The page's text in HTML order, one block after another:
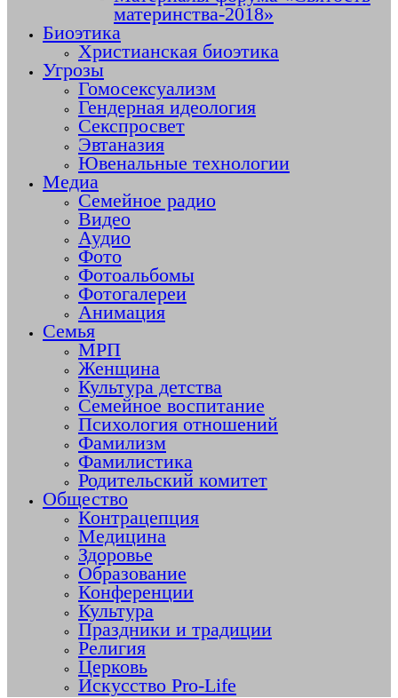
материнства-2018»
Биоэтика
Христианская биоэтика
Угрозы
Гомосексуализм
Гендерная идеология
Секспросвет
Эвтаназия
Ювенальные технологии
Медиа
Семейное радио
Видео
Аудио
Фото
Фотоальбомы
Фотогалереи
Анимация
Семья
МРП
Женщина
Культура детства
Семейное воспитание
Психология отношений
Фамилизм
Фамилистика
Родительский комитет
Общество
Контрацепция
Медицина
Здоровье
Образование
Конференции
Культура
Праздники и традиции
Религия
Церковь
Искусство Pro-Life